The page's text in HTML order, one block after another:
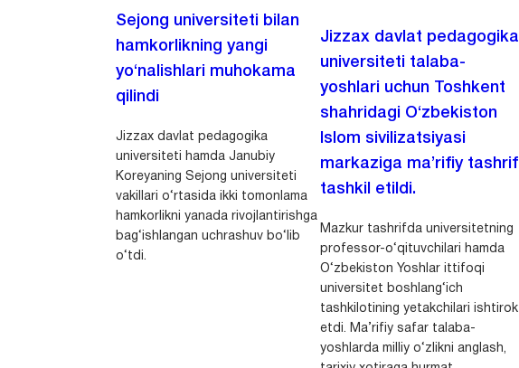
Sejong universiteti bilan
hamkorlikning yangi
yo‘nalishlari muhokama
qilindi
Jizzax davlat pedagogika
universiteti hamda Janubiy
Koreyaning Sejong universiteti
vakillari o‘rtasida ikki tomonlama
hamkorlikni yanada rivojlantirishga
bag‘ishlangan uchrashuv bo‘lib
o‘tdi.
Jizzax davlat pedagogika
universiteti talaba-
yoshlari uchun Toshkent
shahridagi O‘zbekiston
Islom sivilizatsiyasi
markaziga ma’rifiy tashrif
tashkil etildi.
Mazkur tashrifda universitetning
professor-o‘qituvchilari hamda
O‘zbekiston Yoshlar ittifoqi
universitet boshlang‘ich
tashkilotining yetakchilari ishtirok
etdi. Ma’rifiy safar talaba-
yoshlarda milliy o‘zlikni anglash,